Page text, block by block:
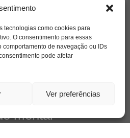
tecnologias como cookies para
O consentimento para essas
de navegação ou IDs
pode afetar
Ver preferências
caos CAPS
depressao
escola família filme
jung liberdade livro
relato
mental